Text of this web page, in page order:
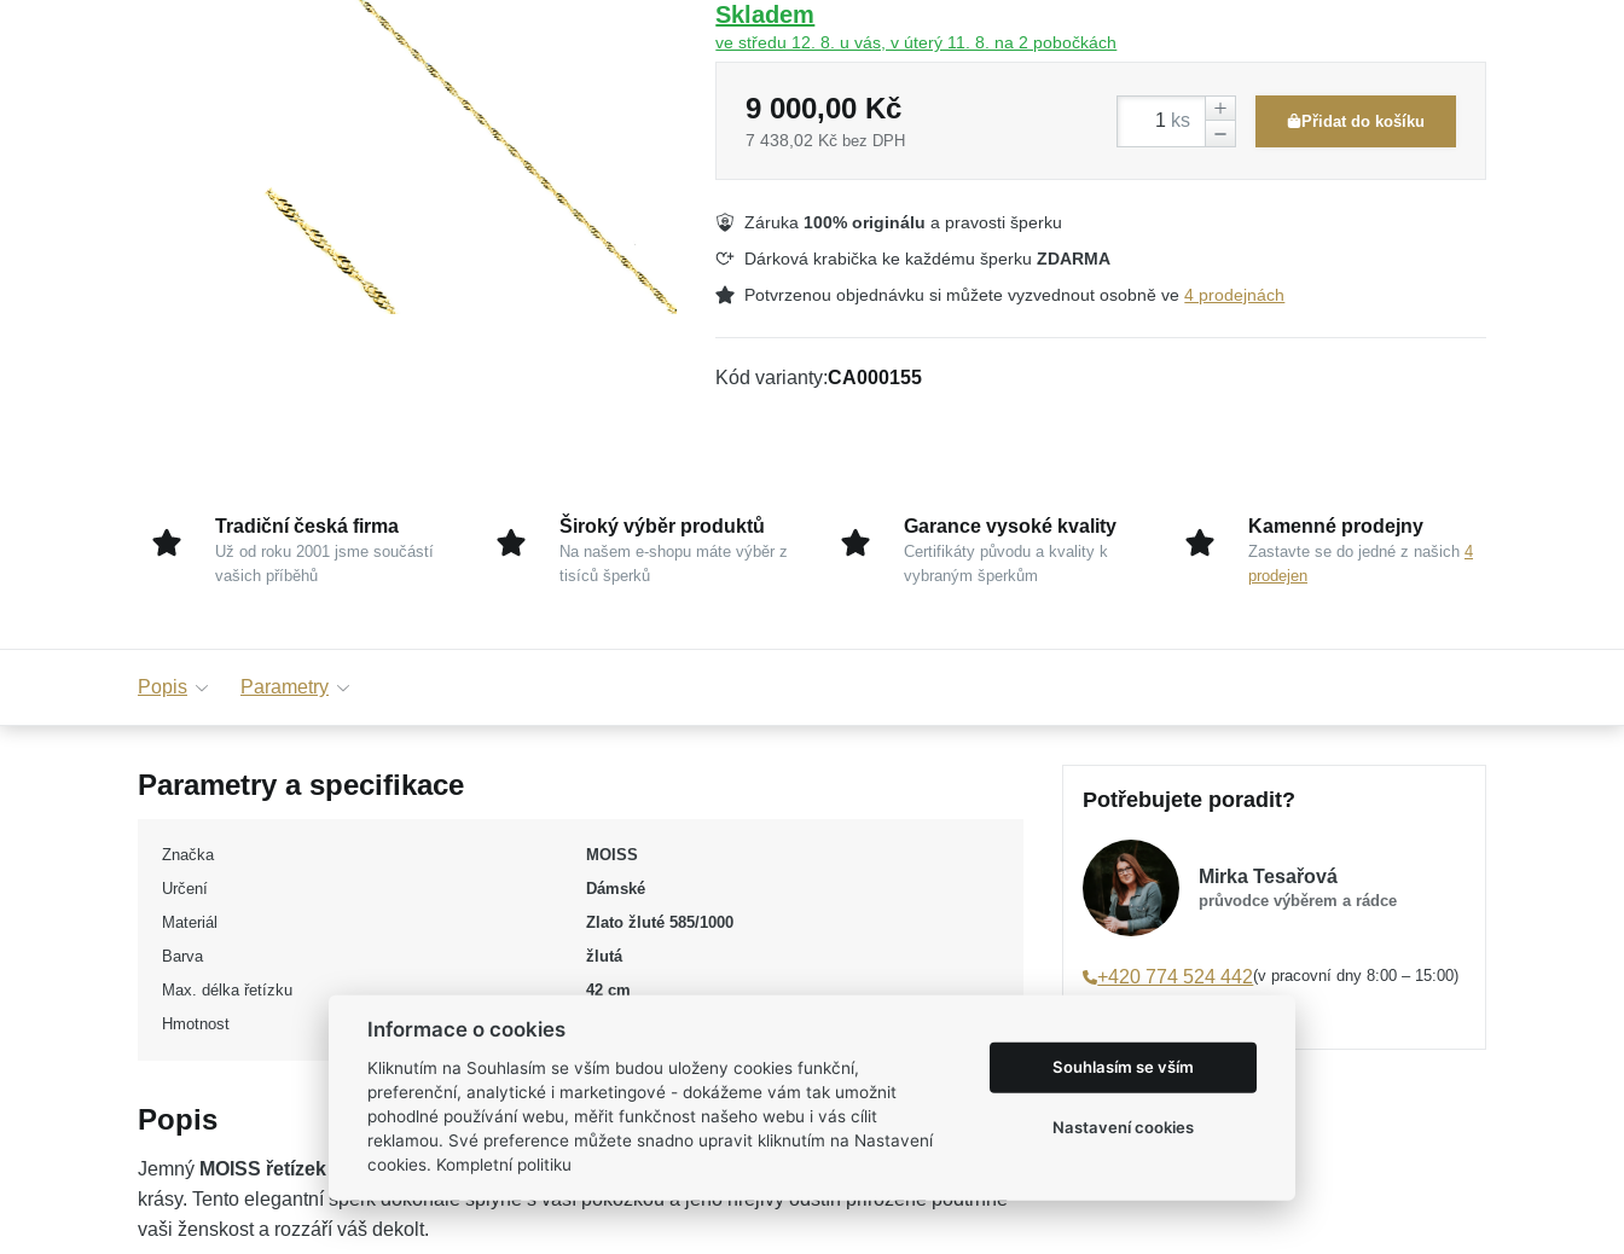
Skladem
ve středu 12. 8. u vás, v úterý 11. 8. na 2 pobočkách
9 000,00 Kč
7 438,02 Kč bez DPH
ks Přidat do košíku
Záruka 100% originálu a pravosti šperku
Dárková krabička ke každému šperkuZDARMA
Potvrzenou objednávku si můžete vyzvednout osobně ve4 prodejnách
Kód varianty CA000155
Tradiční česká firma
Už od roku 2001 jsme součástí
vašich příběhů
Široký výběr produktů
Na našem e-shopu máte výběr z
tisíců šperků
Garance vysoké kvality
Certifikáty původu a kvality k
vybraným šperkům
Kamenné prodejny
Zastavte se do jedné z našich 4
prodejen
Popis Parametry
Parametry a specifikace
Značka
MOISS
Určení
Dámské
Materiál
Zlato žluté 585/1000
Barva
žlutá
Max. délka řetízku
42 cm
Hmotnost
Popis
Jemný MOISS řetízek ze žlutého zlata SINGAPUR
krásy. Tento elegantní šperk dokonale splyne s vaší pokožkou a jeho hřejivý odstín přirozeně podtrhne
vaši ženskost a rozzáří váš dekolt.
Potřebujete poradit?
Mirka Tesařová
průvodce výběrem a rádce
+420 774 524 442(v pracovní dny 8:00 – 15:00)
Informace o cookies
Kliknutím na Souhlasím se vším budou uloženy cookies funkční,
preferenční, analytické i marketingové - dokážeme vám tak umožnit
pohodlné používání webu, měřit funkčnost našeho webu i vás cílit
reklamou. Své preference můžete snadno upravit kliknutím na Nastavení
cookies. Kompletní politiku
Souhlasím se vším
Nastavení cookies